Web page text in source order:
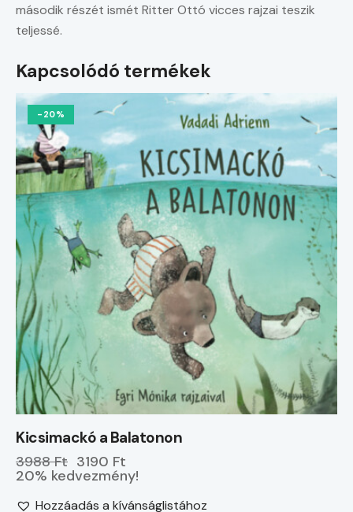
második részét ismét Ritter Ottó vicces rajzai teszik
teljessé.
Kapcsolódó termékek
-20%
Kicsimackó a Balatonon
3988 Ft 3190 Ft
20% kedvezmény!
Hozzáadás a kívánságlistához